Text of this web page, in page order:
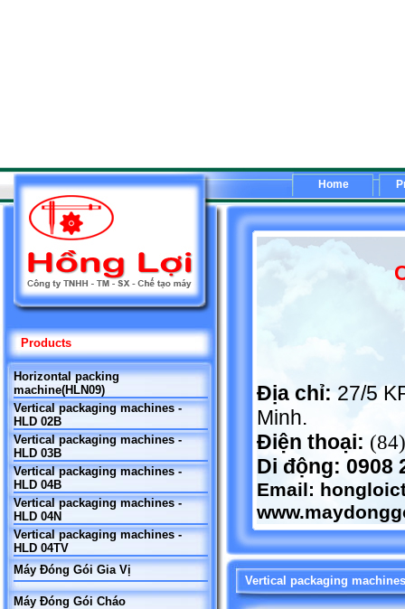
Home
Products
Horizontal packing
machine(HLN09)
Vertical packaging machines -
HLD 02B
Vertical packaging machines -
HLD 03B
Vertical packaging machines -
HLD 04B
Vertical packaging machines -
HLD 04N
Vertical packaging machines -
HLD 04TV
Máy Đóng Gói Gia Vị
Máy Đóng Gói Cháo
Địa chỉ: 27/5
Minh.
Điện thoại:
Di động: 0908
Email:
Vertical packaging